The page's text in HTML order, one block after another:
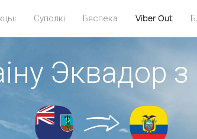
Суполкі Бяспека Viber Out
Эквадор